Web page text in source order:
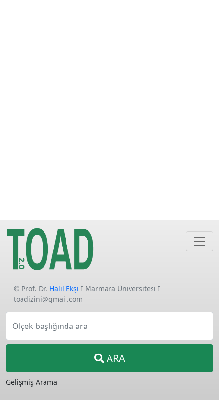
© Prof. Dr. Halil Ekşi I Marmara Üniversitesi I
toadizini@gmail.com
Ölçek başlığında ara
ARA
Gelişmiş Arama